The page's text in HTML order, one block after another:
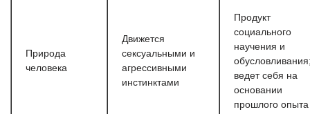
Природа
человека
Движется
сексуальными и
агрессивными
инстинктами
Продукт
социального
научения и
ведет себя на
основании
прошлого опыта